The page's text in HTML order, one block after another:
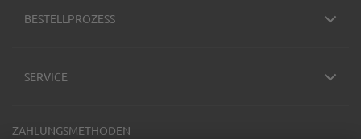
BESTELLPROZESS
SERVICE
ZAHLUNGSMETHODEN